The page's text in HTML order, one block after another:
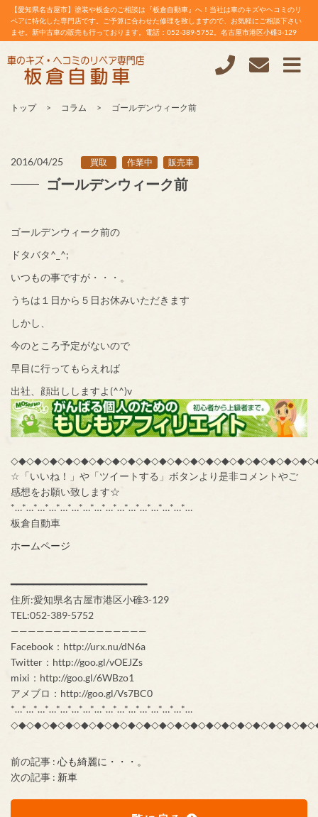
【愛知県名古屋市】塗装や板金のご相談は『板倉自動車』へ！当社は車のキズやヘコミのリ
ペアに特化した専門店です。ご予算に合わせた修理を致しますので、お気軽にご相談下さい
ませ。新中古車の販売も行っております。電話：052-389-5752。名古屋市港区小碓3-129
トップ コラム ゴールデンウィーク前
2016/04/25 買取 作業中 販売車
ゴールデンウィーク前
ゴールデンウィーク前の
ドタバタ^_^;
いつもの事ですが・・・。
うちは１日から５日お休みいただきます
しかし、
今のところ予定がないので
早目に行ってもらえれば
出社、顔出ししますよ(^^)v
☆「いいね！」や「ツイートする」ボタンより是非コメントやご
感想をお願い致します☆
*…*…*…*…*…*…*…*…*…*…*…*…*…*…*…*…
板倉自動車
ホームページ
━━━━━━━━━━━━━━━━━━━━━━━━
住所:愛知県名古屋市港区小碓3-129
TEL:052-389-5752
————————————————
Facebook：http://urx.nu/dN6a
Twitter：http://goo.gl/vOEJZs
mixi：http://goo.gl/6WBzo1
アメブロ：http://goo.gl/Vs7BC0
*…*…*…*…*…*…*…*…*…*…*…*…*…*…*…*…
前の記事 : 心も綺麗に・・・。
次の記事 : 新車